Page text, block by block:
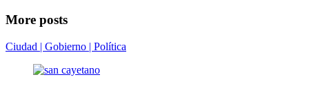
More posts
Ciudad | Gobierno | Política